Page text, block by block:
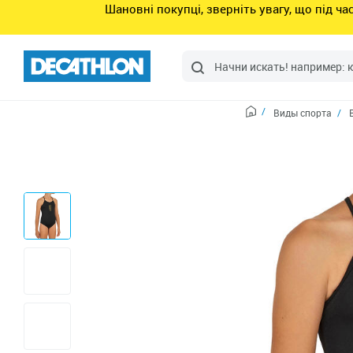
Шановні покупці, зверніть увагу, що під
Виды спорта